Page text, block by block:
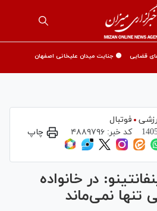
قضایی 🟡 جنایت میدان علیخانی اصفهان
فوتبال
کد خبر: ۴۸۸۹۷۹۶ چاپ
در خانواده
تنها نمی‌ماند